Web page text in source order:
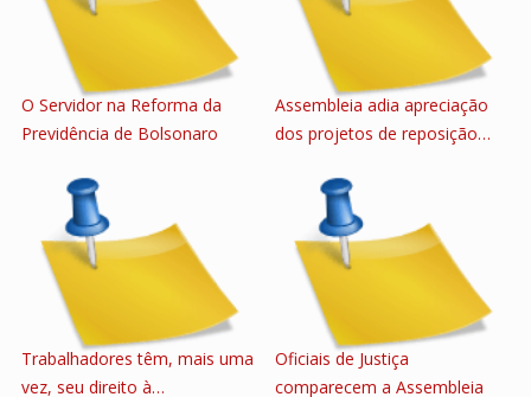
O Servidor na Reforma da
Previdência de Bolsonaro
Assembleia adia apreciação
dos projetos de reposição…
Trabalhadores têm, mais uma
vez, seu direito à…
Oficiais de Justiça
comparecem a Assembleia